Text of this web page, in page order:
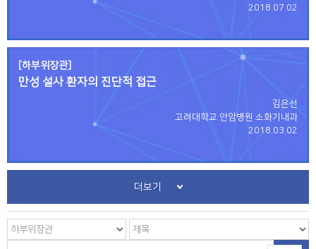
2018.07.02
[하부위장관]
만성 설사 환자의 진단적 접근
김은선
고려대학교 안암병원 소화기내과
2018.03.02
더보기